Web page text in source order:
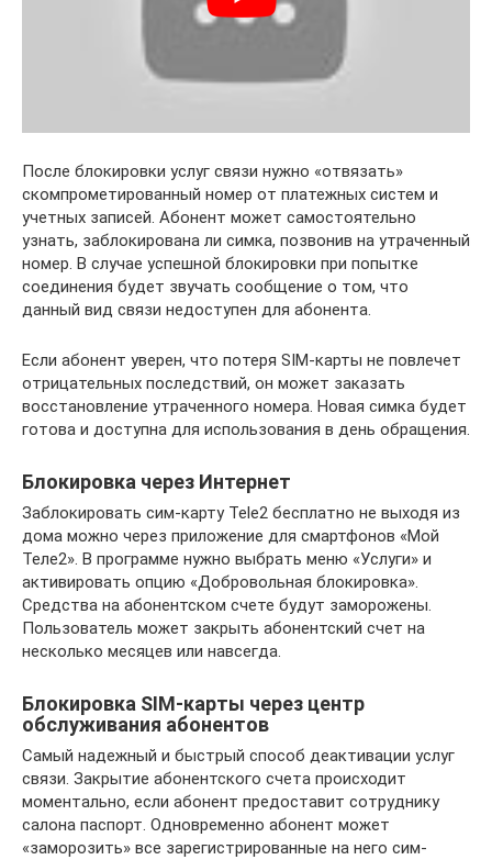
После блокировки услуг связи нужно «отвязать»
скомпрометированный номер от платежных систем и
учетных записей. Абонент может самостоятельно
узнать, заблокирована ли симка, позвонив на утраченный
номер. В случае успешной блокировки при попытке
соединения будет звучать сообщение о том, что
данный вид связи недоступен для абонента.
Если абонент уверен, что потеря SIM-карты не повлечет
отрицательных последствий, он может заказать
восстановление утраченного номера. Новая симка будет
готова и доступна для использования в день обращения.
Блокировка через Интернет
Заблокировать сим-карту Tele2 бесплатно не выходя из
дома можно через приложение для смартфонов «Мой
Теле2». В программе нужно выбрать меню «Услуги» и
активировать опцию «Добровольная блокировка».
Средства на абонентском счете будут заморожены.
Пользователь может закрыть абонентский счет на
несколько месяцев или навсегда.
Блокировка SIM-карты через центр
обслуживания абонентов
Самый надежный и быстрый способ деактивации услуг
связи. Закрытие абонентского счета происходит
моментально, если абонент предоставит сотруднику
салона паспорт. Одновременно абонент может
«заморозить» все зарегистрированные на него сим-